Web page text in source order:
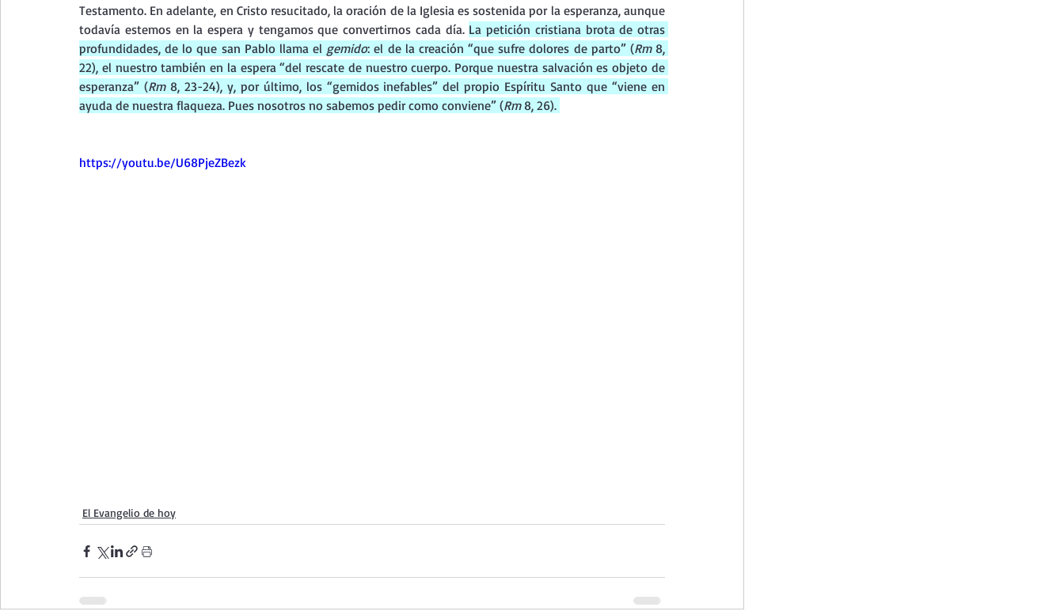
Testamento. En adelante, en Cristo resucitado, la oración de la Iglesia es sostenida por la esperanza, aunque
todavía estemos en la espera y tengamos que convertirnos cada día. La petición cristiana brota de otras
profundidades, de lo que san Pablo llama el gemido: el de la creación “que sufre dolores de parto” (Rm 8,
22), el nuestro también en la espera “del rescate de nuestro cuerpo. Porque nuestra salvación es objeto de
esperanza” (Rm 8, 23-24), y, por último, los “gemidos inefables” del propio Espíritu Santo que “viene en
ayuda de nuestra flaqueza. Pues nosotros no sabemos pedir como conviene” (Rm 8, 26).
https://youtu.be/U68PjeZBezk
El Evangelio de hoy